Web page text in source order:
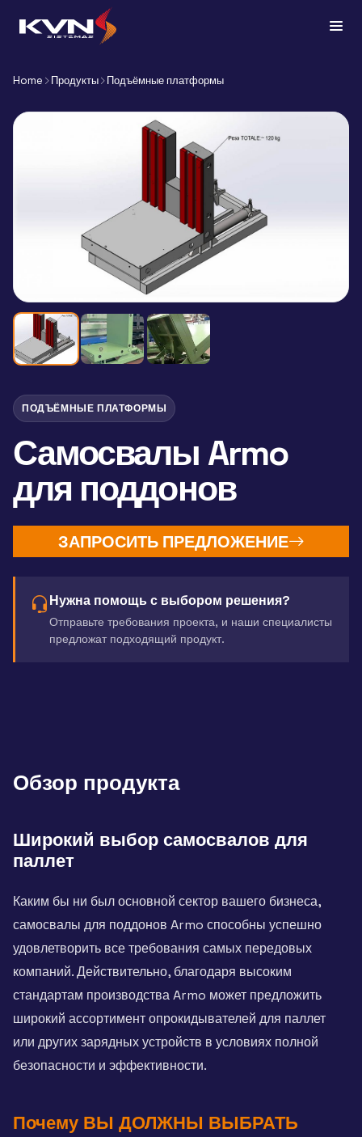
Home Продукты Подъёмные платформы
ПОДЪЁМНЫЕ ПЛАТФОРМЫ
Самосвалы Armo
для поддонов
ЗАПРОСИТЬ ПРЕДЛОЖЕНИЕ
Нужна помощь с выбором решения?
Отправьте требования проекта, и наши специалисты
предложат подходящий продукт.
Обзор продукта
Широкий выбор самосвалов для
паллет
Каким бы ни был основной сектор вашего бизнеса,
самосвалы для поддонов Armo способны успешно
удовлетворить все требования самых передовых
компаний. Действительно, благодаря высоким
стандартам производства Armo может предложить
широкий ассортимент опрокидывателей для паллет
или других зарядных устройств в условиях полной
безопасности и эффективности.
Почему ВЫ ДОЛЖНЫ ВЫБРАТЬ